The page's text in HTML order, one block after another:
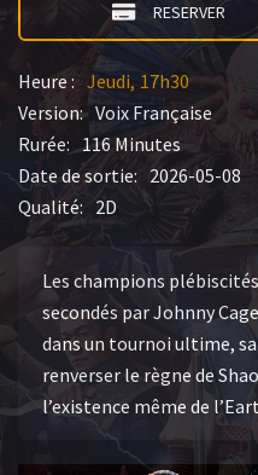
RESERVER
Heure : Jeudi 17h30
Version: Voix Française
Rurée: 116 Minutes
Date de sortie: 2026-05-08
Qualité: 2D
Les champions
secondés par Johnny
dans un tournoi ultime,
renverser le règne de
l’existence même de